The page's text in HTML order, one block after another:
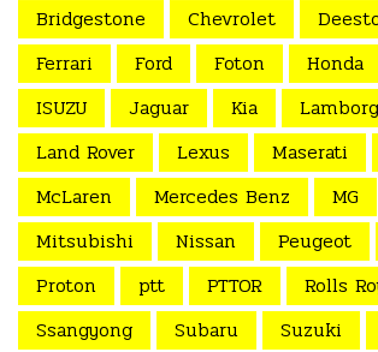
Bridgestone
Chevrolet
Ferrari
Ford Foton Honda
ISUZU
Jaguar Kia
Land Rover
Lexus Maserati
McLaren
Mercedes Benz MG
Mitsubishi
Nissan Peugeot
Proton
ptt PTTOR
Rolls
Ssangyong
Subaru Suzuki